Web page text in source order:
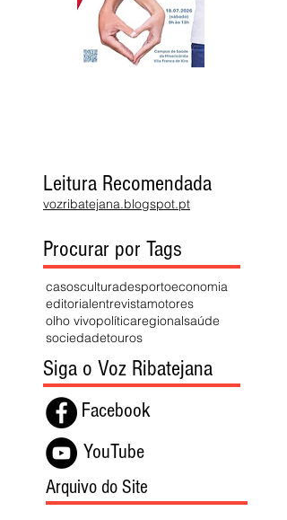
Leitura Recomendada
vozribatejana.blogspot.pt
Procurar por Tags
casosculturadesportoeconomia
editorialentrevistamotores
olho vivopolíticaregionalsaúde
sociedadetouros
Siga o Voz Ribatejana
Facebook
YouTube
Arquivo do Site